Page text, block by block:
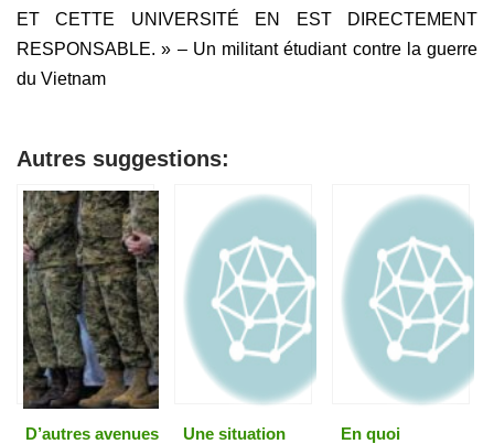
ET CETTE UNIVERSITÉ EN EST DIRECTEMENT
RESPONSABLE. » – Un militant étudiant contre la guerre
du Vietnam
Autres suggestions:
D’autres avenues
Une situation
En quoi